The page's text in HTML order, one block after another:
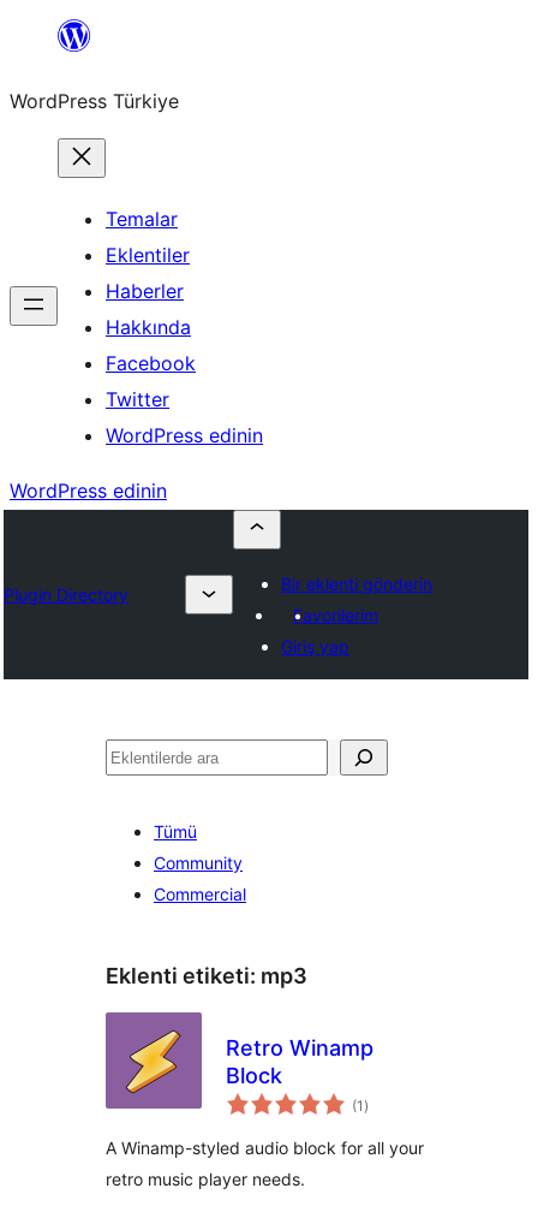
İçeriğe
WordPress Türkiye
Temalar
Eklentiler
Haberler
Hakkında
Facebook
Twitter
WordPress edinin
WordPress edinin
Plugin Directory
Bir eklenti gönderin
Favorilerim
Giriş yap
Ara
Tümü
Community
Commercial
Eklenti etiketi: mp3
Retro Winamp
Block
(1 toplam
puan
)
A Winamp-styled audio block for all your
retro music player needs.